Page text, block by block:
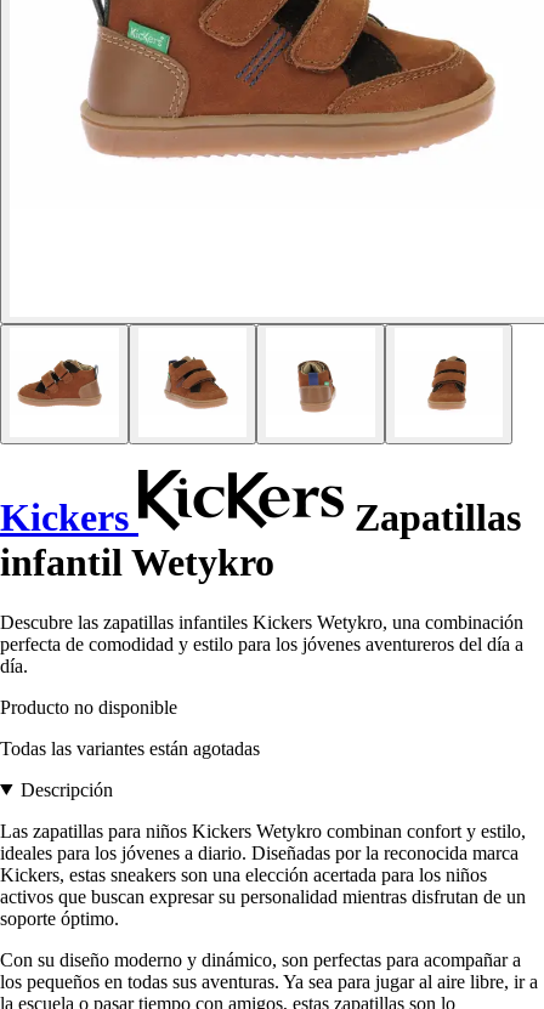
Kickers
Zapatillas
infantil Wetykro
Descubre las zapatillas infantiles Kickers Wetykro, una combinación
perfecta de comodidad y estilo para los jóvenes aventureros del día a
día.
Producto no disponible
Todas las variantes están agotadas
Descripción
Las zapatillas para niños Kickers Wetykro combinan confort y estilo,
ideales para los jóvenes a diario. Diseñadas por la reconocida marca
Kickers, estas sneakers son una elección acertada para los niños
activos que buscan expresar su personalidad mientras disfrutan de un
soporte óptimo.
Con su diseño moderno y dinámico, son perfectas para acompañar a
los pequeños en todas sus aventuras. Ya sea para jugar al aire libre, ir a
la escuela o pasar tiempo con amigos, estas zapatillas son lo